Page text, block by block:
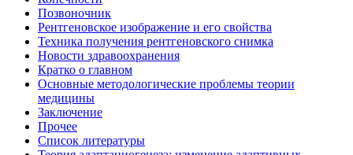
Позвоночник
Рентгеновское изображение и его свойства
Техника получения рентгеновского снимка
Новости здравоохранения
Кратко о главном
Основные методологические проблемы теории
медицины
Заключение
Прочее
Список литературы